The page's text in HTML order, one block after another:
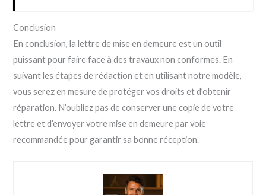
Conclusion
En conclusion, la lettre de mise en demeure est un outil
puissant pour faire face à des travaux non conformes. En
suivant les étapes de rédaction et en utilisant notre modèle,
vous serez en mesure de protéger vos droits et d’obtenir
réparation. N’oubliez pas de conserver une copie de votre
lettre et d’envoyer votre mise en demeure par voie
recommandée pour garantir sa bonne réception.